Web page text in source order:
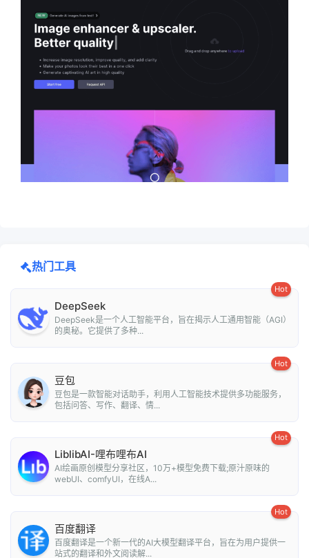
热门工具
Hot
DeepSeek
DeepSeek是一个人工智能平台，旨在揭示人工通用智能（AGI）
的奥秘。它提供了多种...
Hot
豆包
豆包是一款智能对话助手，利用人工智能技术提供多功能服务，
包括问答、写作、翻译、情...
Hot
LiblibAI-哩布哩布AI
AI绘画原创模型分享社区，10万+模型免费下载;原汁原味的
webUI、comfyUI，在线A...
Hot
百度翻译
百度翻译是一个新一代的AI大模型翻译平台，旨在为用户提供一
站式的翻译和外文阅读解...